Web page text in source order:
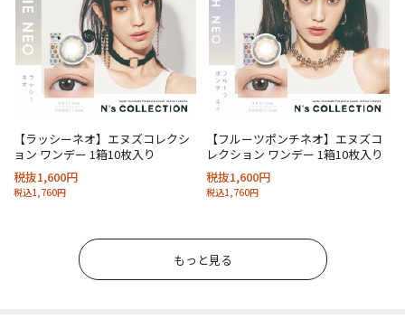
【ラッシーネオ】エヌズコレクシ
ョン ワンデー 1箱10枚入り
税抜1,600円
税込1,760円
【フルーツポンチネオ】エヌズコ
レクション ワンデー 1箱10枚入り
税抜1,600円
税込1,760円
もっと見る